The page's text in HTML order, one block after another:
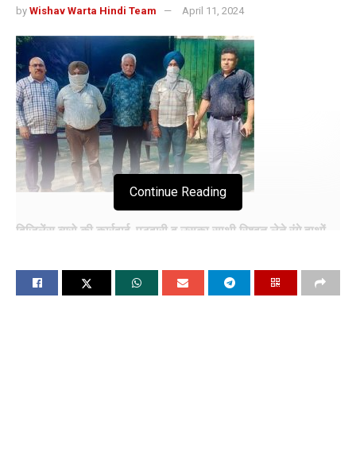
by Wishav Warta Hindi Team April 11, 2024
विजिलेंस ब्यूरो की कार्रवाई, पटवारी व उसका साथी रिश्वत लेते रंगे हाथों
चंडीगढ़, 11 अप्रैल (विश्ववार्ता) पंजाब विजिलेंस ब्यूरो ने राज्य में भ्रष्टाचार
Continue Reading